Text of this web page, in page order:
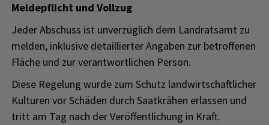
Meldepflicht und Vollzug
Jeder Abschuss ist unverzüglich dem Landratsamt zu
melden, inklusive detaillierter Angaben zur betroffenen
Fläche und zur verantwortlichen Person.
Diese Regelung wurde zum Schutz landwirtschaftlicher
Kulturen vor Schäden durch Saatkrähen erlassen und
tritt am Tag nach der Veröffentlichung in Kraft.